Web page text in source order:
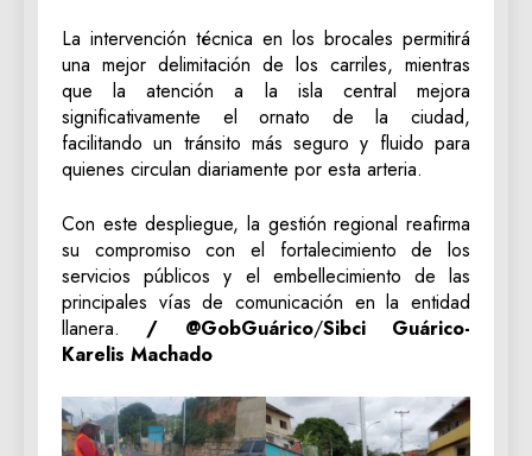
La intervención técnica en los brocales permitirá
una mejor delimitación de los carriles, mientras
que la atención a la isla central mejora
significativamente el ornato de la ciudad,
facilitando un tránsito más seguro y fluido para
quienes circulan diariamente por esta arteria.
Con este despliegue, la gestión regional reafirma
su compromiso con el fortalecimiento de los
servicios públicos y el embellecimiento de las
principales vías de comunicación en la entidad
llanera. / @GobGuárico/Sibci Guárico-
Karelis Machado